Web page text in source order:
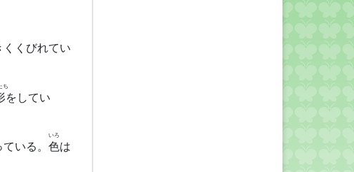
くくびれてい
ち
をしてい
いる。 色
いろ
は